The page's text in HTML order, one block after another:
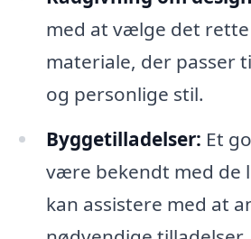
med at vælge det
materiale, der passer
og personlige stil.
Byggetilladelser: Et
være bekendt med de
kan assistere med at